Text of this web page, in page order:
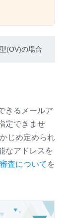
(OV)の場合
きるメールア
定できませ
じめ定められ
なアドレスを
査について を